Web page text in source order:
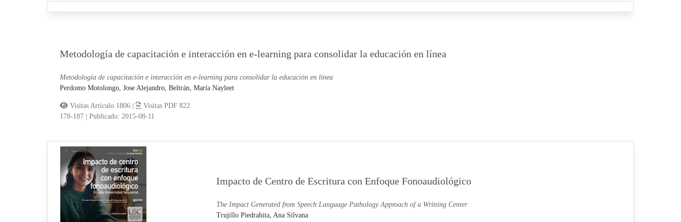
Metodología de capacitación e interacción en e-learning para consolidar la educación en línea
Metodología de capacitación e interacción en e-learning para consolidar la educación en línea
Perdomo Motolongo, Jose Alejandro, Beltrán, María Nayleet
Visitas Artículo 1806 |
Visitas PDF 822
178-187
Publicado: 2015-08-11
Impacto de Centro de Escritura con Enfoque Fonoaudiológico
The Impact Generated from Speech Language Pathology Approach of a Writting Center
Trujillo Piedrahita, Ana Silvana